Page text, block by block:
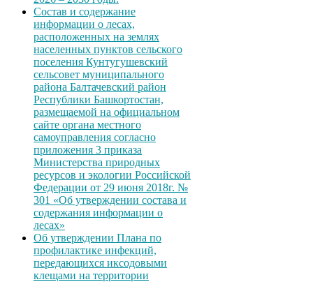
Состав и содержание
информации о лесах,
расположенных на землях
населенных пунктов сельского
поселения Кунтугушевский
сельсовет муниципального
района Балтачевский район
Республики Башкортостан,
размещаемой на официальном
сайте органа местного
самоуправления согласно
приложения 3 приказа
Министерства природных
ресурсов и экологии Российской
Федерации от 29 июня 2018г. №
301 «Об утверждении состава и
содержания информации о
лесах»
Об утверждении Плана по
профилактике инфекций,
передающихся иксодовыми
клещами на территории